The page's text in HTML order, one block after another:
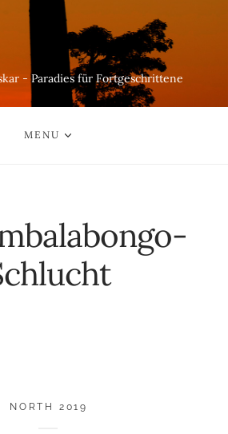
- Paradies für Fortgeschrittene
MENU
NORTH 2019